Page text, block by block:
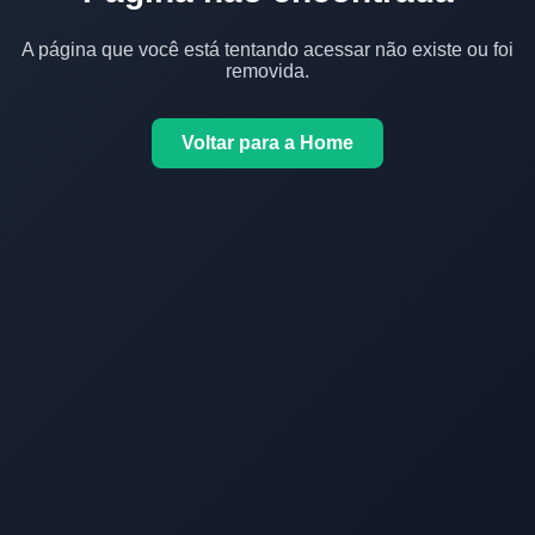
A página que você está tentando acessar não existe ou foi
removida.
Voltar para a Home